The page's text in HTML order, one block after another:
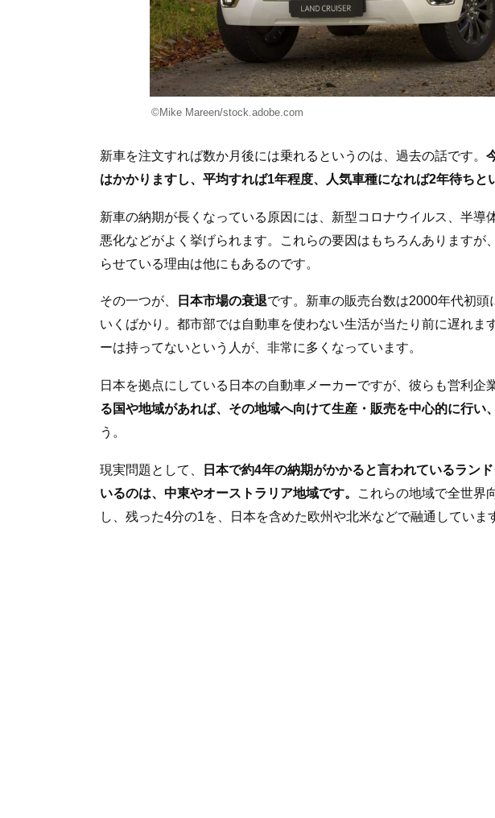
©Mike Mareen/stock.adobe.com
新車を注文すれば数か月後には乗れるというのは、過去の話です。
はかかりますし、平均すれば1年程度、人気車種になれば2年待ちと
新車の納期が長くなっている原因には、新型コロナウイルス、半導
悪化などがよく挙げられます。これらの要因はもちろんありますが
らせている理由は他にもあるのです。
その一つが、 日本市場の衰退です。新車の販売台数は2000年代初
いくばかり。都市部では自動車を使わない生活が当たり前に遅れま
ーは持ってないという人が、非常に多くなっています。
日本を拠点にしている日本の自動車メーカーですが、彼らも営利企
る国や地域があれば、その地域へ向けて生産・販売を中心的に行い
う。
現実問題として、
日本で約4年の納期がかかると言われているラン
いるのは、中東やオーストラリア地域です。
これらの地域で全世界
し、残った4分の1を、日本を含めた欧州や北米などで融通していま